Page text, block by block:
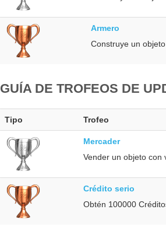
Armero
Construye un
GUÍA DE TROFEOS DE
Tipo Trofeo
Mercader
Vender un objeto con
Crédito serio
Obtén 100000